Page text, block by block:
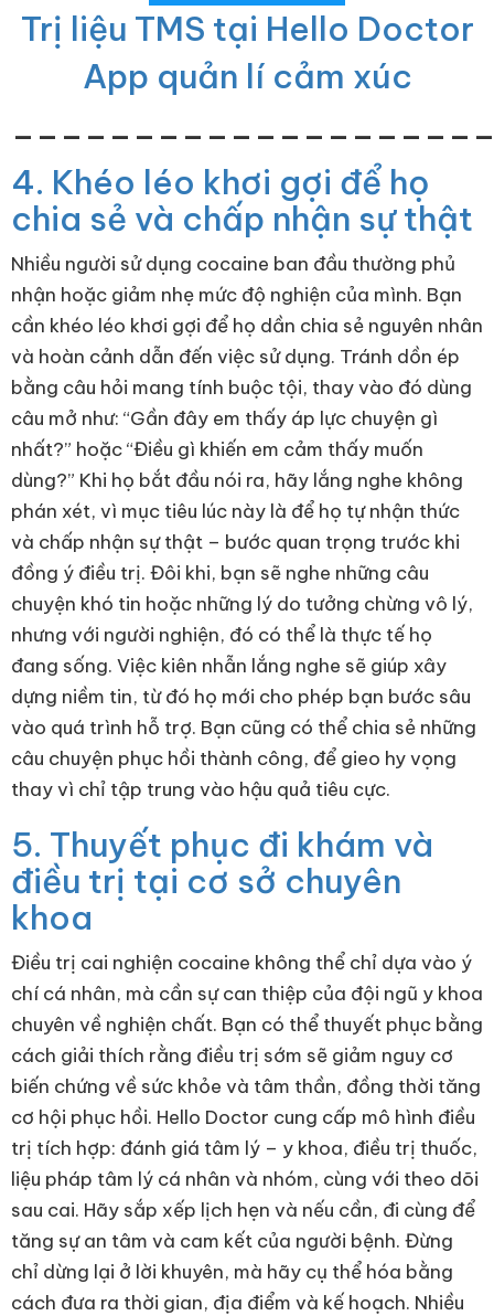
Trị liệu TMS tại Hello Doctor
App quản lí cảm xúc
4. Khéo léo khơi gợi để họ
chia sẻ và chấp nhận sự thật
Nhiều người sử dụng cocaine ban đầu thường phủ
nhận hoặc giảm nhẹ mức độ nghiện của mình. Bạn
cần khéo léo khơi gợi để họ dần chia sẻ nguyên nhân
và hoàn cảnh dẫn đến việc sử dụng. Tránh dồn ép
bằng câu hỏi mang tính buộc tội, thay vào đó dùng
câu mở như: “Gần đây em thấy áp lực chuyện gì
nhất?” hoặc “Điều gì khiến em cảm thấy muốn
dùng?” Khi họ bắt đầu nói ra, hãy lắng nghe không
phán xét, vì mục tiêu lúc này là để họ tự nhận thức
và chấp nhận sự thật – bước quan trọng trước khi
đồng ý điều trị. Đôi khi, bạn sẽ nghe những câu
chuyện khó tin hoặc những lý do tưởng chừng vô lý,
nhưng với người nghiện, đó có thể là thực tế họ
đang sống. Việc kiên nhẫn lắng nghe sẽ giúp xây
dựng niềm tin, từ đó họ mới cho phép bạn bước sâu
vào quá trình hỗ trợ. Bạn cũng có thể chia sẻ những
câu chuyện phục hồi thành công, để gieo hy vọng
thay vì chỉ tập trung vào hậu quả tiêu cực.
5. Thuyết phục đi khám và
điều trị tại cơ sở chuyên
khoa
Điều trị cai nghiện cocaine không thể chỉ dựa vào ý
chí cá nhân, mà cần sự can thiệp của đội ngũ y khoa
chuyên về nghiện chất. Bạn có thể thuyết phục bằng
cách giải thích rằng điều trị sớm sẽ giảm nguy cơ
biến chứng về sức khỏe và tâm thần, đồng thời tăng
cơ hội phục hồi. Hello Doctor cung cấp mô hình điều
trị tích hợp: đánh giá tâm lý – y khoa, điều trị thuốc,
liệu pháp tâm lý cá nhân và nhóm, cùng với theo dõi
sau cai. Hãy sắp xếp lịch hẹn và nếu cần, đi cùng để
tăng sự an tâm và cam kết của người bệnh. Đừng
chỉ dừng lại ở lời khuyên, mà hãy cụ thể hóa bằng
cách đưa ra thời gian, địa điểm và kế hoạch. Nhiều